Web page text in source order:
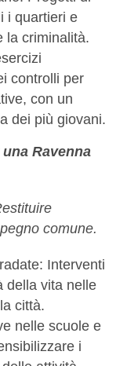
i quartieri e
la criminalità.
controlli per
con un
dei più giovani.
Ravenna
comune.
Interventi
della vita nelle
città.
nelle scuole e
i